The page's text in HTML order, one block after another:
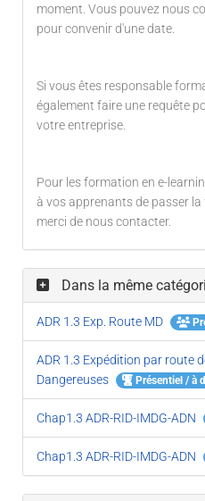
moment. Vous pouvez nous
pour convenir d'une date.
Si vous êtes responsable
également faire une requête
votre entreprise.
Pour les formation en e-
à vos apprenants de passer
merci de nous contacter.
Dans la même
ADR 1.3 Exp. Route MD
ADR 1.3 Expédition par route
Dangereuses
Présentiel / à
Chap1.3 ADR-RID-IMDG-ADN
Chap1.3 ADR-RID-IMDG-ADN